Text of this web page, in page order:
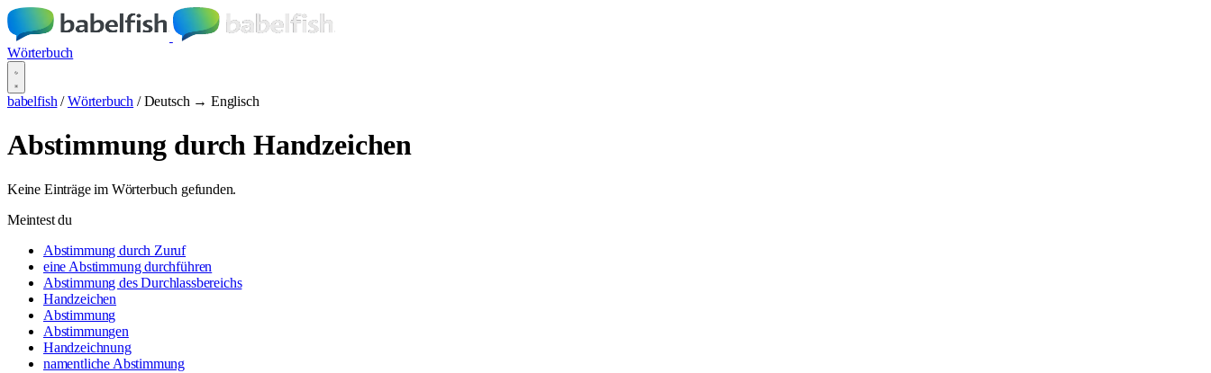
Wörterbuch
babelfish / Wörterbuch / Deutsch → Englisch
Abstimmung durch Handzeichen
Keine Einträge im Wörterbuch gefunden.
Meintest du
Abstimmung durch Zuruf
eine Abstimmung durchführen
Abstimmung des Durchlassbereichs
Handzeichen
Abstimmung
Abstimmungen
Handzeichnung
namentliche Abstimmung